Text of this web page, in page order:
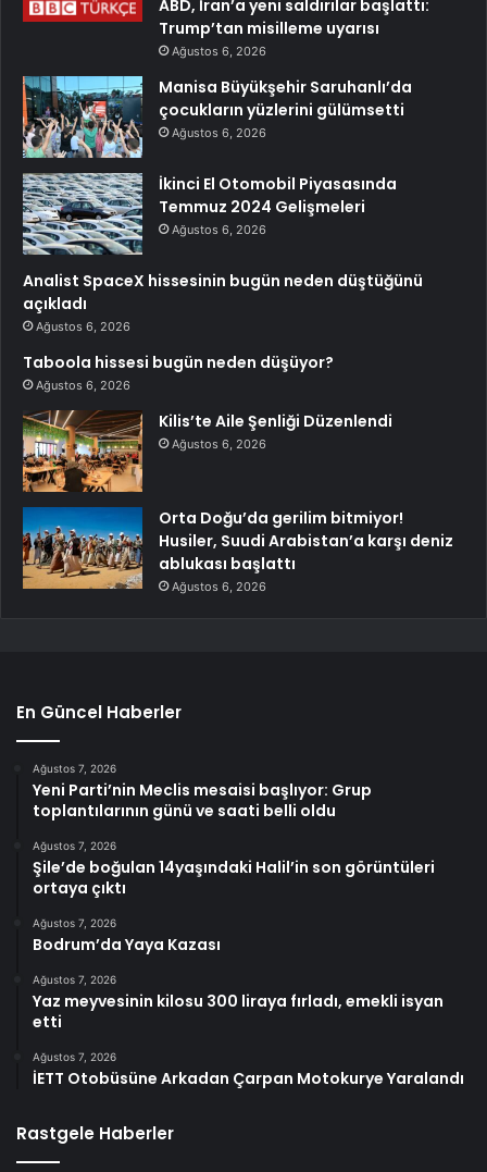
ABD, İran’a yeni saldırılar başlattı:
Trump’tan misilleme uyarısı
Ağustos 6, 2026
Manisa Büyükşehir Saruhanlı’da
çocukların yüzlerini gülümsetti
Ağustos 6, 2026
İkinci El Otomobil Piyasasında
Temmuz 2024 Gelişmeleri
Ağustos 6, 2026
Analist SpaceX hissesinin bugün neden düştüğünü
açıkladı
Ağustos 6, 2026
Taboola hissesi bugün neden düşüyor?
Ağustos 6, 2026
Kilis’te Aile Şenliği Düzenlendi
Ağustos 6, 2026
Orta Doğu’da gerilim bitmiyor!
Husiler, Suudi Arabistan’a karşı deniz
ablukası başlattı
Ağustos 6, 2026
En Güncel Haberler
Ağustos 7, 2026
Yeni Parti’nin Meclis mesaisi başlıyor: Grup
toplantılarının günü ve saati belli oldu
Ağustos 7, 2026
Şile’de boğulan 14yaşındaki Halil’in son görüntüleri
ortaya çıktı
Ağustos 7, 2026
Bodrum’da Yaya Kazası
Ağustos 7, 2026
Yaz meyvesinin kilosu 300 liraya fırladı, emekli isyan
etti
Ağustos 7, 2026
İETT Otobüsüne Arkadan Çarpan Motokurye Yaralandı
Rastgele Haberler